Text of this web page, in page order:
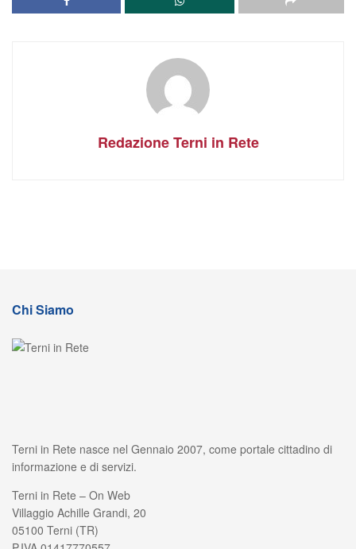
Redazione Terni in Rete
Chi Siamo
Terni in Rete nasce nel Gennaio 2007, come portale cittadino di
informazione e di servizi.
Terni in Rete – On Web
Villaggio Achille Grandi, 20
05100 Terni (TR)